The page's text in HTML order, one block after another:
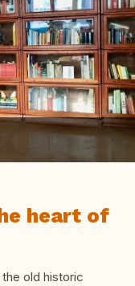
heart of
old historic